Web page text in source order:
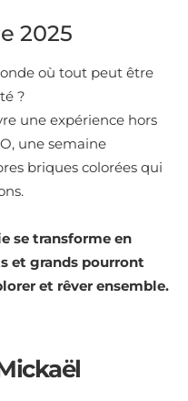
2025
où tout peut être
?
une expérience hors
une semaine
briques colorées qui
se transforme en
et grands pourront
et rêver ensemble.